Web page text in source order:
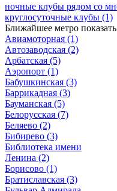
ночные клубы рядом со
круглосуточные клубы (1)
Ближайшее метро
Авиамоторная (1)
Автозаводская (2)
Арбатская (5)
Аэропорт (1)
Бабушкинская (3)
Баррикадная (3)
Бауманская (5)
Белорусская (7)
Беляево (2)
Бибирево (3)
Библиотека имени
Ленина (2)
Борисово (1)
Братиславская (3)